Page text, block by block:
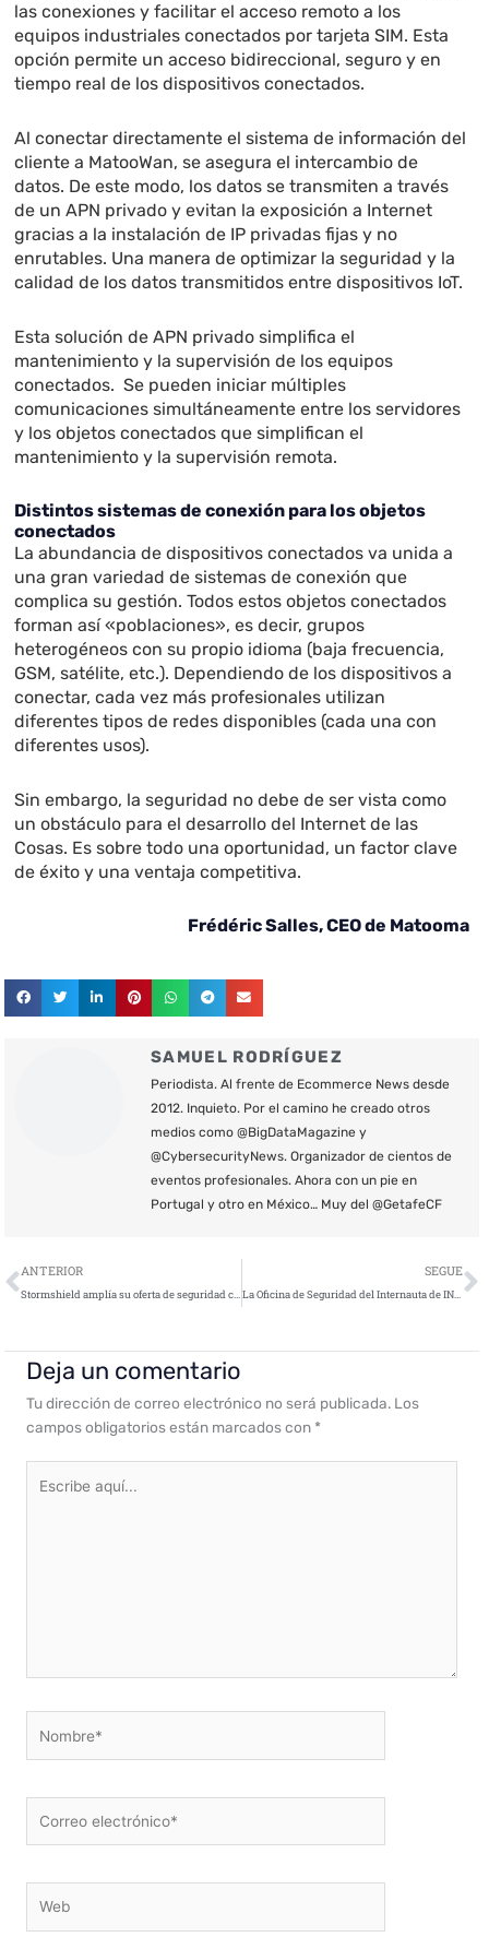
las conexiones y facilitar el acceso remoto a los
equipos industriales conectados por tarjeta SIM. Esta
opción permite un acceso bidireccional, seguro y en
tiempo real de los dispositivos conectados.
Al conectar directamente el sistema de información del
cliente a MatooWan, se asegura el intercambio de
datos. De este modo, los datos se transmiten a través
de un APN privado y evitan la exposición a Internet
gracias a la instalación de IP privadas fijas y no
enrutables. Una manera de optimizar la seguridad y la
calidad de los datos transmitidos entre dispositivos IoT.
Esta solución de APN privado simplifica el
mantenimiento y la supervisión de los equipos
conectados. Se pueden iniciar múltiples
comunicaciones simultáneamente entre los servidores
y los objetos conectados que simplifican el
mantenimiento y la supervisión remota.
Distintos sistemas de conexión para los objetos
conectados
La abundancia de dispositivos conectados va unida a
una gran variedad de sistemas de conexión que
complica su gestión. Todos estos objetos conectados
forman así «poblaciones», es decir, grupos
heterogéneos con su propio idioma (baja frecuencia,
GSM, satélite, etc.). Dependiendo de los dispositivos a
conectar, cada vez más profesionales utilizan
diferentes tipos de redes disponibles (cada una con
diferentes usos).
Sin embargo, la seguridad no debe de ser vista como
un obstáculo para el desarrollo del Internet de las
Cosas. Es sobre todo una oportunidad, un factor clave
de éxito y una ventaja competitiva.
Frédéric Salles, CEO de Matooma
SAMUEL RODRÍGUEZ
Periodista. Al frente de Ecommerce News desde
2012. Inquieto. Por el camino he creado otros
medios como @BigDataMagazine y
@CybersecurityNews. Organizador de cientos de
eventos profesionales. Ahora con un pie en
Portugal y otro en México… Muy del @GetafeCF
Ant
ANTERIOR
Stormshield amplía su oferta de seguridad con su nuevo Elastic Virtual Appliance
SEGUE
La Oficina de Seguridad del Internauta de INCIBE inculca buenos hábitos de ciberseguridad a través de diferentes campañas
Deja un comentario
Tu dirección de correo electrónico no será publicada. Los
campos obligatorios están marcados con *
aquí...
electrónico*